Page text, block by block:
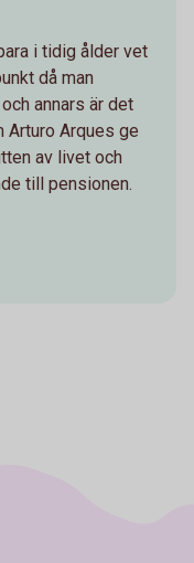
i tidig ålder vet
då man
annars är det
Arturo Arques ge
av livet och
till pensionen.